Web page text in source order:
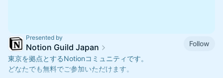
Presented by
Notion Guild Japan
Follow
東京を拠点とするNotionコミュニティです。
どなたでも無料でご参加いただけます。